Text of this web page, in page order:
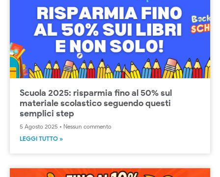
Scuola 2025: risparmia fino al 50% sul
materiale scolastico seguendo questi
semplici step
5 Agosto 2025
Nessun commento
LEGGI TUTTO »